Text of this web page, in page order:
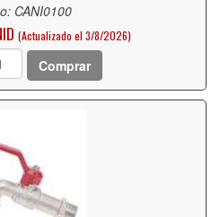
CANI0100
(Actualizado el 3/8/2026)
Comprar